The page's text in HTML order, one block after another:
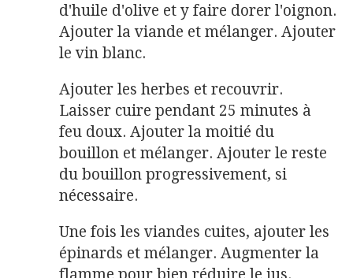
d'huile d'olive et y faire dorer l'oignon.
Ajouter la viande et mélanger. Ajouter
le vin blanc.
Ajouter les herbes et recouvrir.
Laisser cuire pendant 25 minutes à
feu doux. Ajouter la moitié du
bouillon et mélanger. Ajouter le reste
du bouillon progressivement, si
nécessaire.
Une fois les viandes cuites, ajouter les
épinards et mélanger. Augmenter la
flamme pour bien réduire le jus.